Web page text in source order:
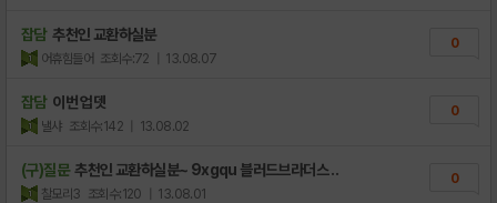
잡담 추천인 교환하실분
어휴힘들어 조회수:72 | 13.08.07
0
잡담 이번 업뎃
낼샤 조회수:142 | 13.08.02
0
(구)질문 추천인 교환하실분~ 9xgqu 블러드브라더스 ..
찰모리3 조회수:120 | 13.08.01
0